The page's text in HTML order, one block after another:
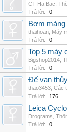
CT Ha Bac
Trả lời:
0
Bơm
thaihoan Máy
Trả lời:
0
Top 5 máy
Bigshop2014
Trả lời:
0
Đế van
thao3453 Các
Trả lời: 176
Leica
Drograms
Trả lời:
0